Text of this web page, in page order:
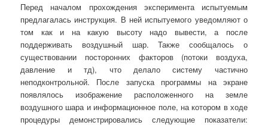
Перед началом прохождения эксперимента испытуемым
предлагалась инструкция. В ней испытуемого уведомляют о
том как и на какую высоту надо вывести, а после
поддерживать воздушный шар. Также сообщалось о
существовании посторонних факторов (потоки воздуха,
давление и тд), что делало систему частично
неподконтрольной. После запуска программы на экране
появлялось изображение расположенного на земле
воздушного шара и информационное поле, на котором в ходе
процедуры демонстрировались следующие показатели: